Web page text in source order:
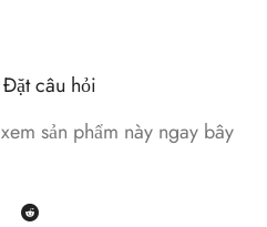
Đặt câu hỏi
sản phẩm này ngay bây